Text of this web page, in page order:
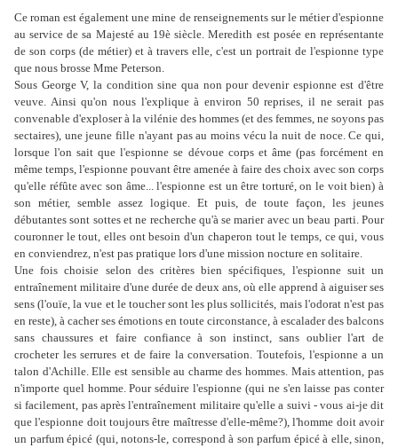
Ce roman est également une mine de renseignements sur le métier d'espionne
au service de sa Majesté au 19è siècle. Meredith est posée en représentante
de son corps (de métier) et à travers elle, c'est un portrait de l'espionne type
que nous brosse Mme Peterson.
Sous George V, la condition sine qua non pour devenir espionne est d'être
veuve. Ainsi qu'on nous l'explique à environ 50 reprises, il ne serait pas
convenable d'exploser à la vilénie des hommes (et des femmes, ne soyons pas
sectaires), une jeune fille n'ayant pas au moins vécu la nuit de noce. Ce qui,
lorsque l'on sait que l'espionne se dévoue corps et âme (pas forcément en
même temps, l'espionne pouvant être amenée à faire des choix avec son corps
qu'elle réfûte avec son âme... l'espionne est un être torturé, on le voit bien) à
son métier, semble assez logique. Et puis, de toute façon, les jeunes
débutantes sont sottes et ne recherche qu'à se marier avec un beau parti. Pour
couronner le tout, elles ont besoin d'un chaperon tout le temps, ce qui, vous
en conviendrez, n'est pas pratique lors d'une mission nocture en solitaire.
Une fois choisie selon des critères bien spécifiques, l'espionne suit un
entraînement militaire d'une durée de deux ans, où elle apprend à aiguiser ses
sens (l'ouïe, la vue et le toucher sont les plus sollicités, mais l'odorat n'est pas
en reste), à cacher ses émotions en toute circonstance, à escalader des balcons
sans chaussures et faire confiance à son instinct, sans oublier l'art de
crocheter les serrures et de faire la conversation. Toutefois, l'espionne a un
talon d'Achille. Elle est sensible au charme des hommes. Mais attention, pas
n'importe quel homme. Pour séduire l'espionne (qui ne s'en laisse pas conter
si facilement, pas après l'entraînement militaire qu'elle a suivi - vous ai-je dit
que l'espionne doit toujours être maîtresse d'elle-même?), l'homme doit avoir
un parfum épicé (qui, notons-le, correspond à son parfum épicé à elle, sinon,